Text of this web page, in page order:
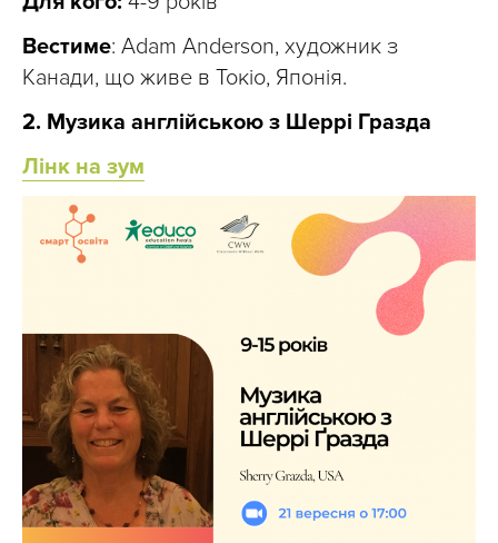
Вестиме: Adam Anderson, художник з
Канади, що живе в Токіо, Японія.
2. Музика англійською з Шеррі Гразда
Лінк на зум